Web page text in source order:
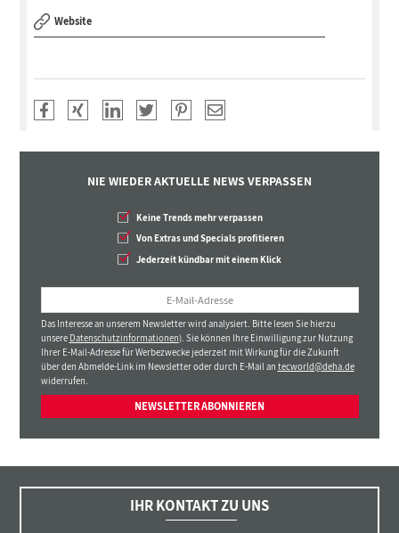
Website
NIE WIEDER AKTUELLE NEWS VERPASSEN
Keine Trends mehr verpassen
Von Extras und Specials profitieren
Jederzeit kündbar mit einem Klick
Das Interesse an unserem Newsletter wird analysiert. Bitte lesen Sie hierzu
unsere Datenschutzinformationen). Sie können Ihre Einwilligung zur Nutzung
Ihrer E-Mail-Adresse für Werbezwecke jederzeit mit Wirkung für die Zukunft
über den Abmelde-Link im Newsletter oder durch E-Mail an tecworld@deha.de
widerrufen.
NEWSLETTER ABONNIEREN
IHR KONTAKT ZU UNS